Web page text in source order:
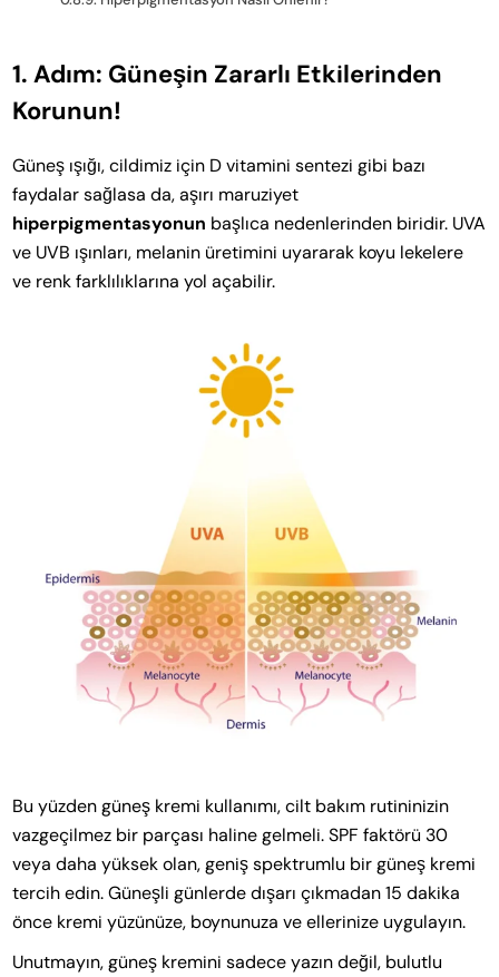
1. Adım: Güneşin Zararlı Etkilerinden
Korunun!
Güneş ışığı, cildimiz için D vitamini sentezi gibi bazı
faydalar sağlasa da, aşırı maruziyet
hiperpigmentasyonun başlıca nedenlerinden biridir. UVA
ve UVB ışınları, melanin üretimini uyararak koyu lekelere
ve renk farklılıklarına yol açabilir.
Bu yüzden güneş kremi kullanımı, cilt bakım rutininizin
vazgeçilmez bir parçası haline gelmeli. SPF faktörü 30
veya daha yüksek olan, geniş spektrumlu bir güneş kremi
tercih edin. Güneşli günlerde dışarı çıkmadan 15 dakika
önce kremi yüzünüze, boynunuza ve ellerinize uygulayın.
Unutmayın, güneş kremini sadece yazın değil, bulutlu